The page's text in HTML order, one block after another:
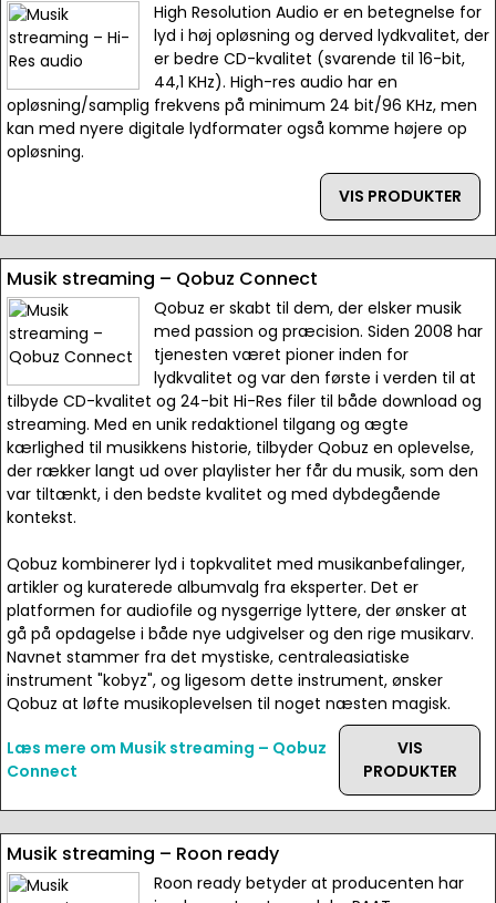
High Resolution Audio er en betegnelse for
lyd i høj opløsning og derved lydkvalitet, der
er bedre CD-kvalitet (svarende til 16-bit,
44,1 KHz). High-res audio har en
opløsning/samplig frekvens på minimum 24 bit/96 KHz, men
kan med nyere digitale lydformater også komme højere op
opløsning.
VIS PRODUKTER
Musik streaming – Qobuz Connect
Qobuz er skabt til dem, der elsker musik
med passion og præcision. Siden 2008 har
tjenesten været pioner inden for
lydkvalitet og var den første i verden til at
tilbyde CD-kvalitet og 24-bit Hi-Res filer til både download og
streaming. Med en unik redaktionel tilgang og ægte
kærlighed til musikkens historie, tilbyder Qobuz en oplevelse,
der rækker langt ud over playlister her får du musik, som den
var tiltænkt, i den bedste kvalitet og med dybdegående
kontekst.
Qobuz kombinerer lyd i topkvalitet med musikanbefalinger,
artikler og kuraterede albumvalg fra eksperter. Det er
platformen for audiofile og nysgerrige lyttere, der ønsker at
gå på opdagelse i både nye udgivelser og den rige musikarv.
Navnet stammer fra det mystiske, centraleasiatiske
instrument "kobyz", og ligesom dette instrument, ønsker
Qobuz at løfte musikoplevelsen til noget næsten magisk.
Læs mere om Musik streaming – Qobuz
Connect
VIS
PRODUKTER
Musik streaming – Roon ready
Roon ready betyder at producenten har